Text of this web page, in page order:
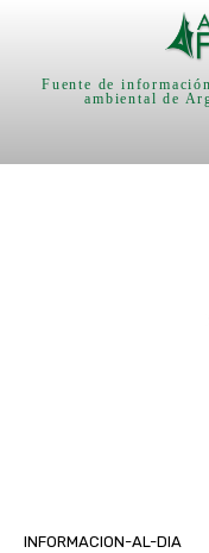
Fuente de
ambiental de
INFORMACION-AL-DIA